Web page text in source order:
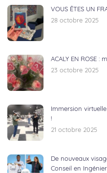
VOUS ÊTES UN
28 octobre 2025
ACALY EN ROSE
23 octobre 2025
Immersion
!
21 octobre 2025
De nouveaux
Conseil en